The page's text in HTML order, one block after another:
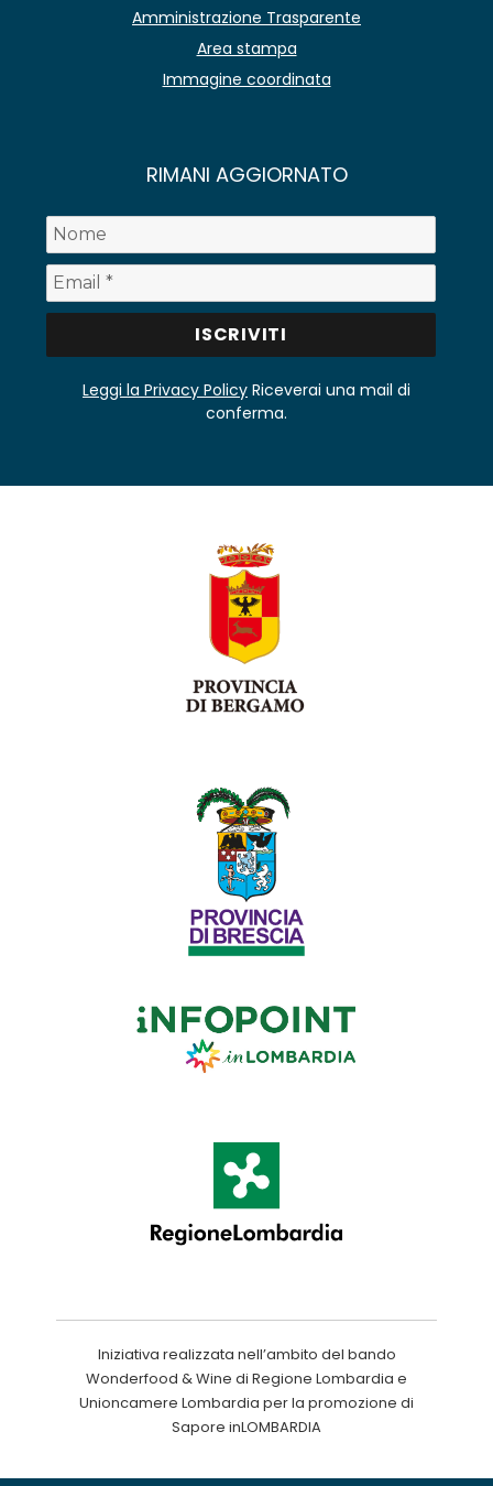
Amministrazione Trasparente
Area stampa
Immagine coordinata
RIMANI AGGIORNATO
Leggi la Privacy Policy Riceverai una mail di
conferma.
Iniziativa realizzata nell’ambito del bando
Wonderfood & Wine di Regione Lombardia e
Unioncamere Lombardia per la promozione di
Sapore inLOMBARDIA